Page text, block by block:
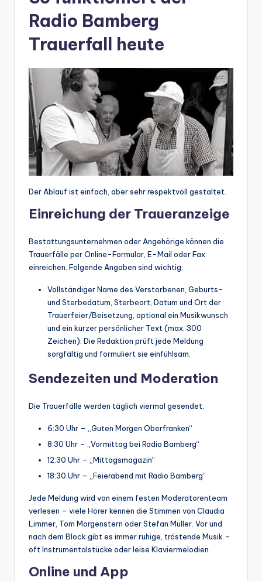
Radio Bamberg
Trauerfall heute
Der Ablauf ist einfach, aber sehr respektvoll gestaltet.
Einreichung der Traueranzeige
Bestattungsunternehmen oder Angehörige können die
Trauerfälle per Online-Formular, E-Mail oder Fax
einreichen. Folgende Angaben sind wichtig:
Vollständiger Name des Verstorbenen, Geburts-
und Sterbedatum, Sterbeort, Datum und Ort der
Trauerfeier/Beisetzung, optional ein Musikwunsch
und ein kurzer persönlicher Text (max. 300
Zeichen). Die Redaktion prüft jede Meldung
sorgfältig und formuliert sie einfühlsam.
Sendezeiten und Moderation
Die Trauerfälle werden täglich viermal gesendet:
6:30 Uhr – „Guten Morgen Oberfranken“
8:30 Uhr – „Vormittag bei Radio Bamberg“
12:30 Uhr – „Mittagsmagazin“
18:30 Uhr – „Feierabend mit Radio Bamberg“
Jede Meldung wird von einem festen Moderatorenteam
verlesen – viele Hörer kennen die Stimmen von Claudia
Limmer, Tom Morgenstern oder Stefan Müller. Vor und
nach dem Block gibt es immer ruhige, tröstende Musik –
oft Instrumentalstücke oder leise Klaviermelodien.
Online und App